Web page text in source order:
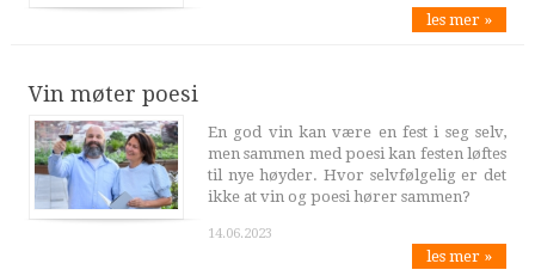
les mer »
Vin møter poesi
En god vin kan være en fest i seg selv,
men sammen med poesi kan festen løftes
til nye høyder. Hvor selvfølgelig er det
ikke at vin og poesi hører sammen?
14.06.2023
les mer »